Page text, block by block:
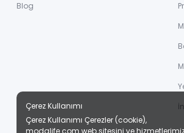
Blog
Çerez Kullanımı
Çerez Kullanımı Çerezler (cookie),